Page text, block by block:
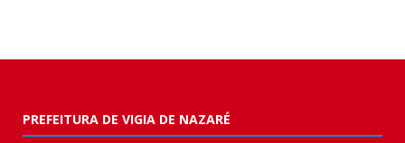
PREFEITURA DE VIGIA DE NAZARÉ